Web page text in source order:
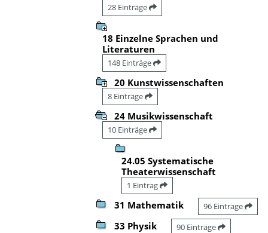
28 Einträge
18 Einzelne Sprachen und
Literaturen
148 Einträge
20 Kunstwissenschaften
8 Einträge
24 Musikwissenschaft
10 Einträge
24.05 Systematische
Theaterwissenschaft
1 Eintrag
31 Mathematik 96 Einträge
33 Physik 90 Einträge